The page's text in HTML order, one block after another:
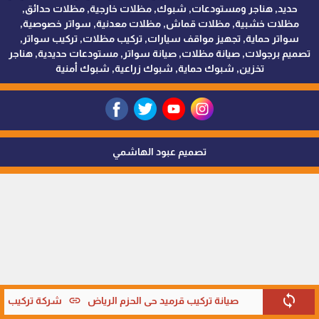
sync صيانة تركيب قرميد حي الحزم الرياض link شركة تركيب
حديد, هناجر ومستودعات, شبوك, مظلات خارجية, مظلات حدائق,
مظلات خشبية, مظلات قماش, مظلات معدنية, سواتر خصوصية,
سواتر حماية, تجهيز مواقف سيارات, تركيب مظلات, تركيب سواتر,
تصميم برجولات, صيانة مظلات, صيانة سواتر, مستودعات حديدية, هناجر
تخزين, شبوك حماية, شبوك زراعية, شبوك أمنية
تصميم عبود الهاشمي